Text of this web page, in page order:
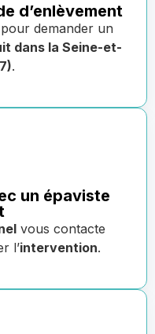
d’enlèvement
pour demander un
dans la Seine-et-
.
un épaviste
vous contacte
l’intervention.